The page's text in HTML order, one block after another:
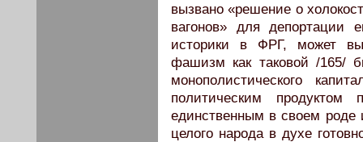
вызвано «решение о
вагонов» для депортации
историки в ФРГ, может
фашизм как таковой /165/
монополистического
политическим
единственным в своем роде
целого народа в духе